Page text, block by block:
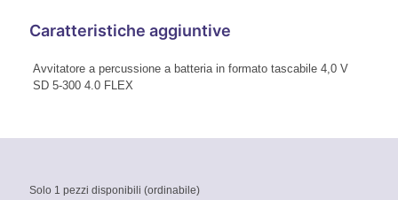
Caratteristiche aggiuntive
Avvitatore a percussione a batteria in formato tascabile 4,0 V
SD 5-300 4.0 FLEX
Solo 1 pezzi disponibili (ordinabile)